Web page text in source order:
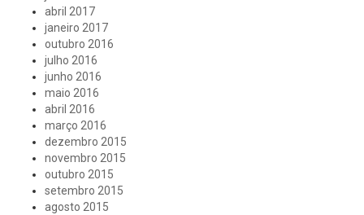
abril 2017
janeiro 2017
outubro 2016
julho 2016
junho 2016
maio 2016
abril 2016
março 2016
dezembro 2015
novembro 2015
outubro 2015
setembro 2015
agosto 2015